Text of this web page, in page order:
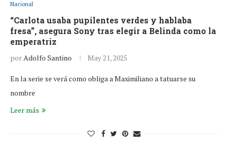
Nacional
“Carlota usaba pupilentes verdes y hablaba
fresa”, asegura Sony tras elegir a Belinda como la
emperatriz
porAdolfo Santino May 21, 2025
En la serie se verá como obliga a Maximiliano a tatuarse su
nombre
Leer más